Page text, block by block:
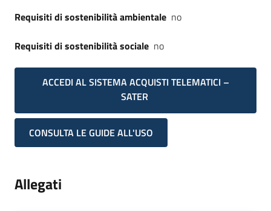
Requisiti di sostenibilità ambientale no
Requisiti di sostenibilità sociale no
ACCEDI AL SISTEMA ACQUISTI TELEMATICI –
SATER
CONSULTA LE GUIDE ALL'USO
Allegati